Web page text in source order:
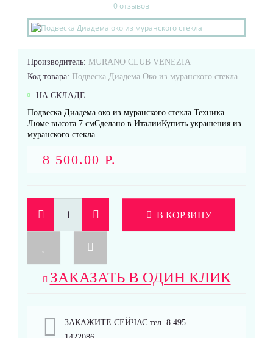
0 отзывов
Производитель: MURANO CLUB VENEZIA
Код товара: Подвеска Диадема Око из муранского стекла
НА СКЛАДЕ
Подвеска Диадема око из муранского стекла Техника
Люме высота 7 смСделано в ИталииКупить украшения из
муранского стекла ..
8 500.00 Р.
В КОРЗИНУ
ЗАКАЗАТЬ В ОДИН КЛИК
ЗАКАЖИТЕ СЕЙЧАС тел. 8 495